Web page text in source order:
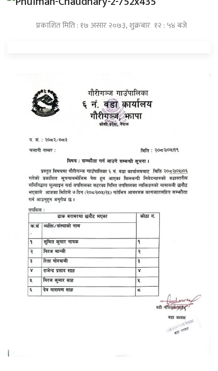
प्रकाशित मिति : १७ असार २०७३, शुक्रबार १२ : ५४ बजे